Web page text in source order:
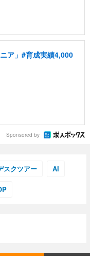
ア」#育成実績4,000
Sponsored by
スクツアー AI